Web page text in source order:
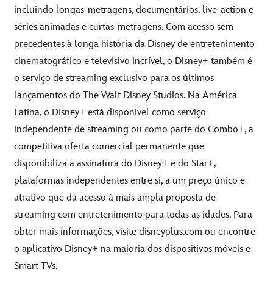
incluindo longas-metragens, documentários, live-action e
séries animadas e curtas-metragens. Com acesso sem
precedentes à longa história da Disney de entretenimento
cinematográfico e televisivo incrível, o Disney+ também é
o serviço de streaming exclusivo para os últimos
lançamentos do The Walt Disney Studios. Na América
Latina, o Disney+ está disponível como serviço
independente de streaming ou como parte do Combo+, a
competitiva oferta comercial permanente que
disponibiliza a assinatura do Disney+ e do Star+,
plataformas independentes entre si, a um preço único e
atrativo que dá acesso à mais ampla proposta de
streaming com entretenimento para todas as idades. Para
obter mais informações, visite disneyplus.com ou encontre
o aplicativo Disney+ na maioria dos dispositivos móveis e
Smart TVs.